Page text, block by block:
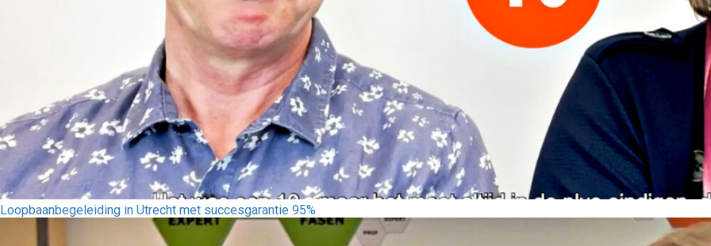
Loopbaanbegeleiding in Utrecht met succesgarantie 95%